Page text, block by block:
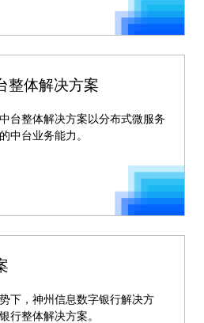
整体解决方案
台整体解决方案以分布式微服务
中台业务能力。
下，神州信息数字银行解决方
行整体解决方案。